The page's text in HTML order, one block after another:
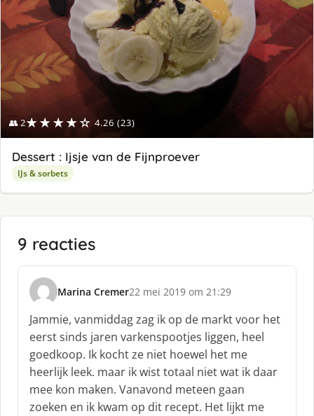
👥 2★★★★☆ 4.26 (23)
Dessert : Ijsje van de Fijnproever
IJs & sorbets
9 reacties
Marina Cremer
s
c
h
r
e
e
f
22 mei 2019 om 21:29
Jammie, vanmiddag zag ik op de markt voor het
eerst sinds jaren varkenspootjes liggen, heel
goedkoop. Ik kocht ze niet hoewel het me
heerlijk leek. maar ik wist totaal niet wat ik daar
mee kon maken. Vanavond meteen gaan
zoeken en ik kwam op dit recept. Het lijkt me